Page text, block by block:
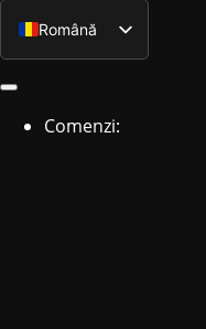
Română
English
Comenzi: